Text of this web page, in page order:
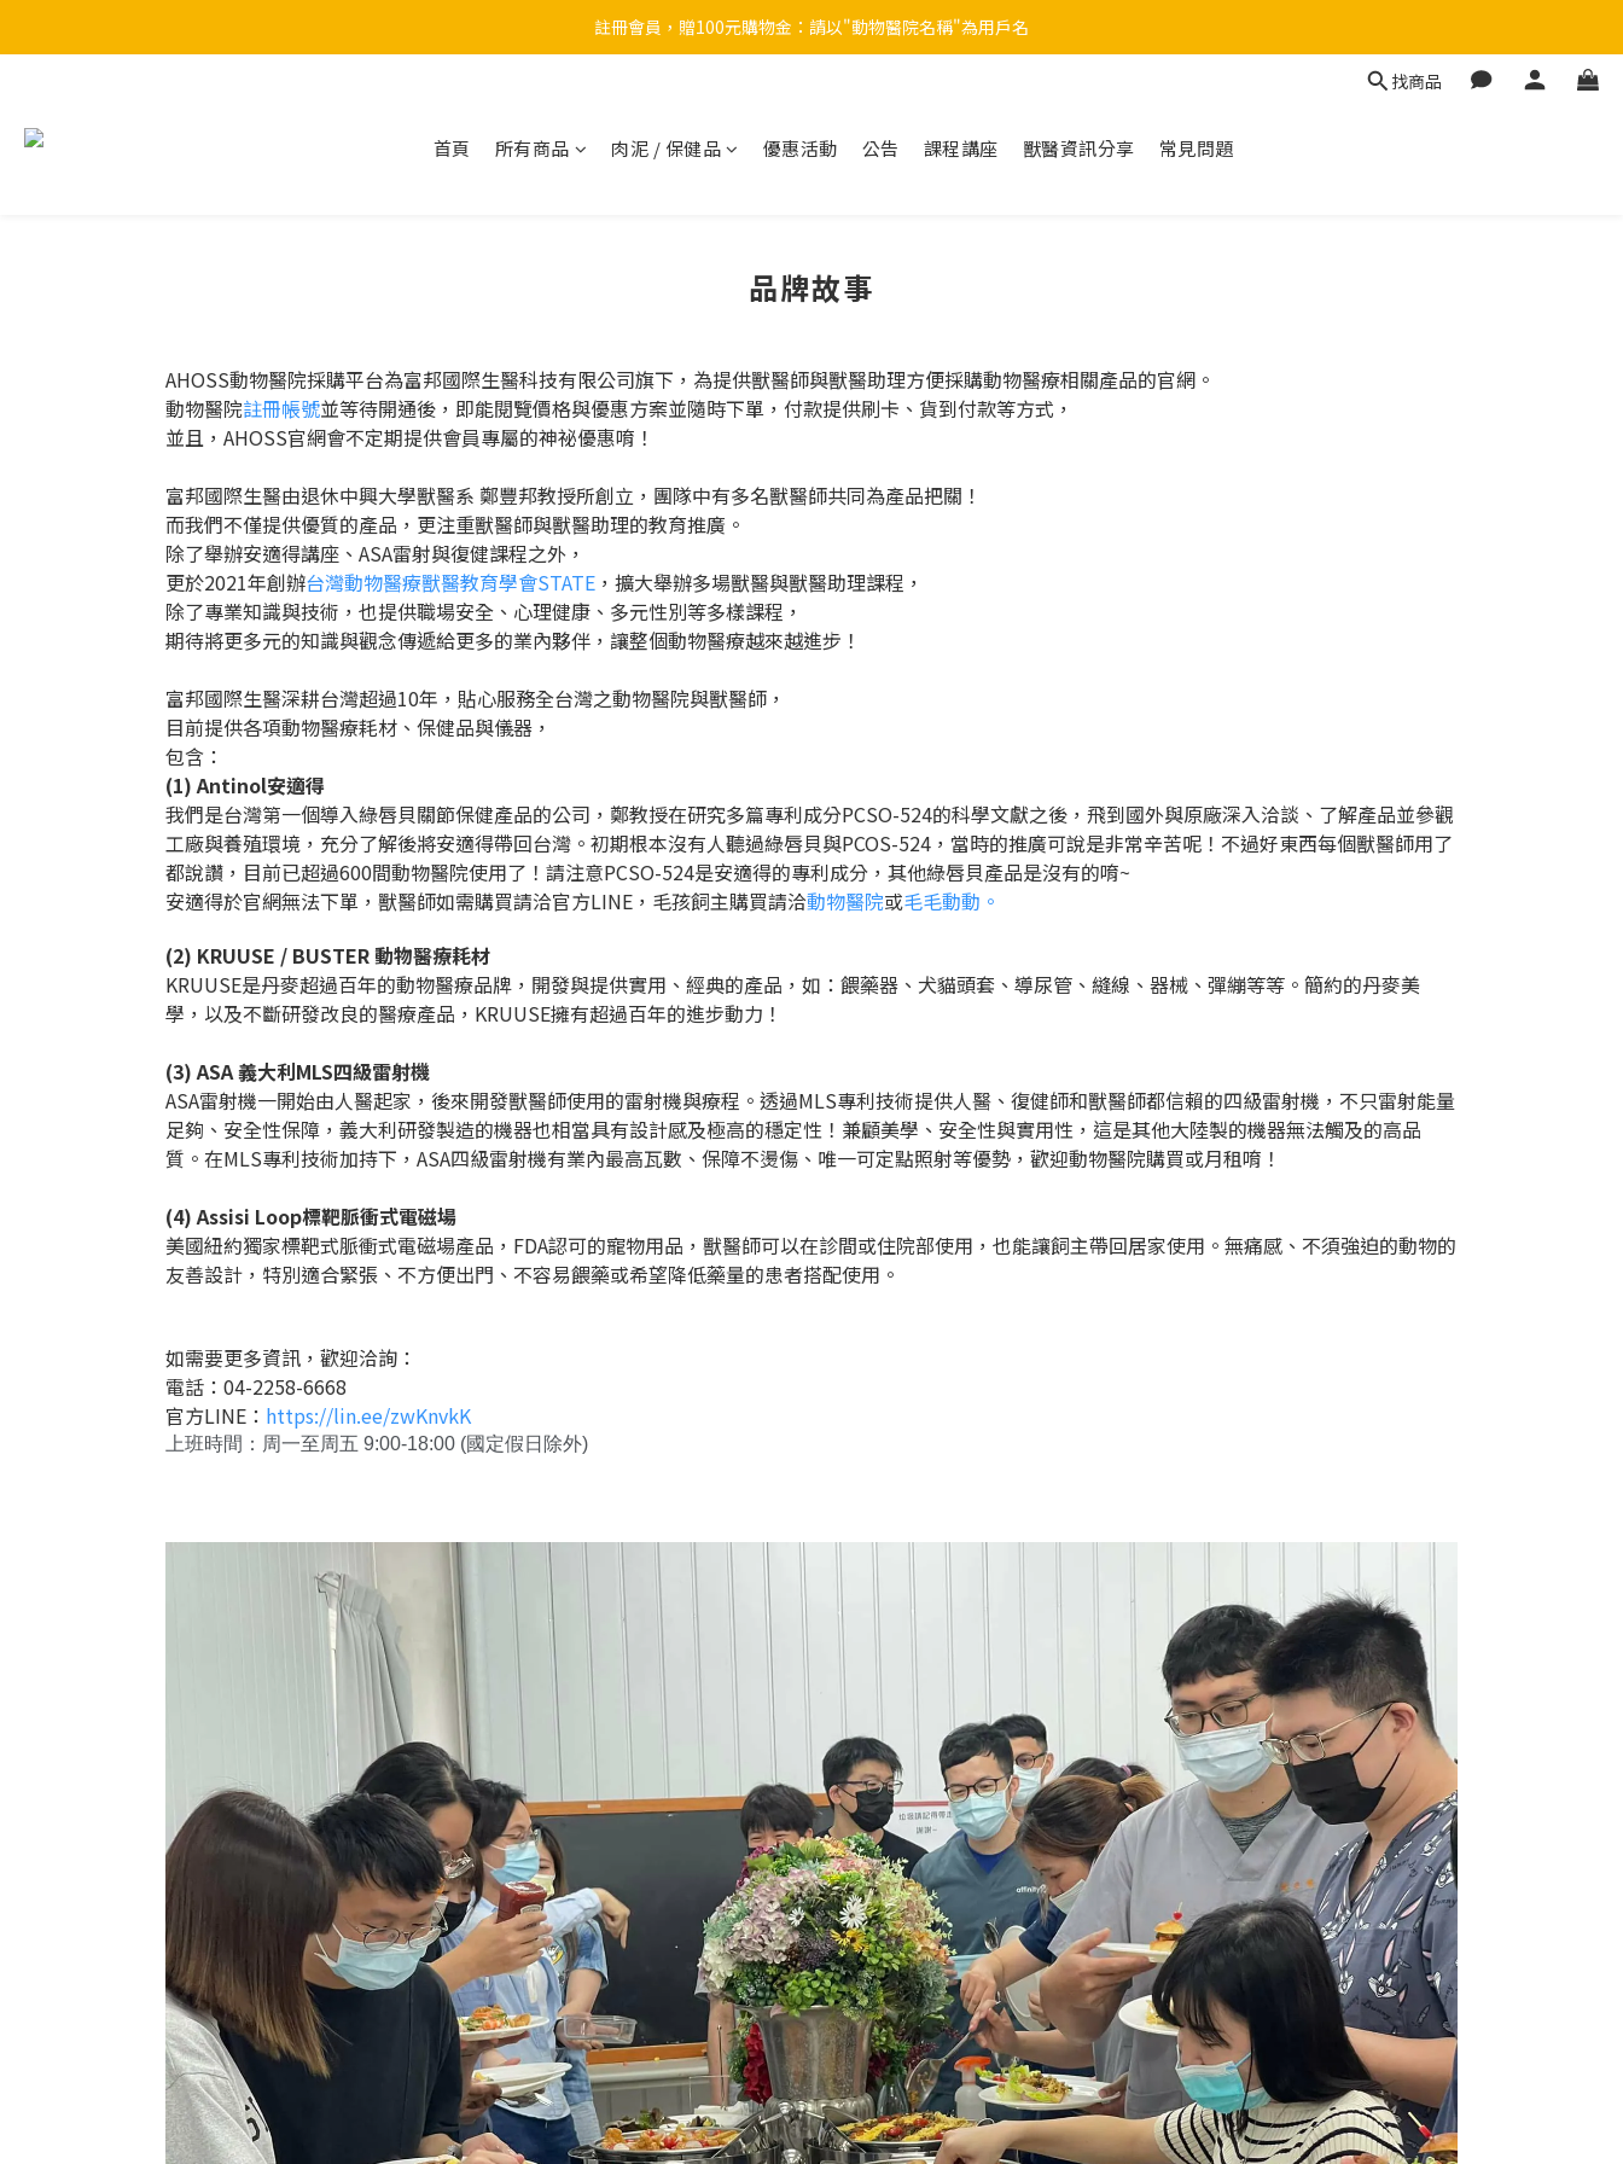
註冊會員，贈100元購物金：請以"動物醫院名稱"為用戶名
註冊會員，贈100元購物金：請以"動物醫院名稱"為用戶名
狗貓導尿管  搭贈ing
找商品
首頁 所有商品 肉泥 / 保健品 優惠活動 公告 課程講座 獸醫資訊分享 常見問題
品牌故事
AHOSS動物醫院採購平台為富邦國際生醫科技有限公司旗下，為提供獸醫師與獸醫助理方便採購動物醫療相關產品的官網。
動物醫院註冊帳號並等待開通後，即能閱覽價格與優惠方案並隨時下單，付款提供刷卡、貨到付款等方式，
並且，AHOSS官網會不定期提供會員專屬的神祕優惠唷！
富邦國際生醫由退休中興大學獸醫系 鄭豐邦教授所創立，團隊中有多名獸醫師共同為產品把關！
而我們不僅提供優質的產品，更注重獸醫師與獸醫助理的教育推廣。
除了舉辦安適得講座、ASA雷射與復健課程之外，
更於2021年創辦台灣動物醫療獸醫教育學會STATE ，擴大舉辦多場獸醫與獸醫助理課程，
除了專業知識與技術，也提供職場安全、心理健康、多元性別等多樣課程，
期待將更多元的知識與觀念傳遞給更多的業內夥伴，讓整個動物醫療越來越進步！
富邦國際生醫深耕台灣超過10年，貼心服務全台灣之動物醫院與獸醫師，
目前提供各項動物醫療耗材、保健品與儀器，
包含：
(1) Antinol安適得
我們是台灣第一個導入綠唇貝關節保健產品的公司，鄭教授在研究多篇專利成分PCSO-524的科學文獻之後，飛到國外與原廠深入洽談、了解產品並參觀
工廠與養殖環境，充分了解後將安適得帶回台灣。初期根本沒有人聽過綠唇貝與PCOS-524，當時的推廣可說是非常辛苦呢！不過好東西每個獸醫師用了
都說讚，目前已超過600間動物醫院使用了！請注意PCSO-524是安適得的專利成分，其他綠唇貝產品是沒有的唷~
安適得於官網無法下單，獸醫師如需購買請洽官方LINE，毛孩飼主購買請洽動物醫院或毛毛動動。
(2) KRUUSE / BUSTER 動物醫療耗材
KRUUSE是丹麥超過百年的動物醫療品牌，開發與提供實用、經典的產品，如：餵藥器、犬貓頭套、導尿管、縫線、器械、彈繃等等。簡約的丹麥美
學，以及不斷研發改良的醫療產品，KRUUSE擁有超過百年的進步動力！
(3) ASA 義大利MLS四級雷射機
ASA雷射機一開始由人醫起家，後來開發獸醫師使用的雷射機與療程。透過MLS專利技術提供人醫、復健師和獸醫師都信賴的四級雷射機，不只雷射能量
足夠、安全性保障，義大利研發製造的機器也相當具有設計感及極高的穩定性！兼顧美學、安全性與實用性，這是其他大陸製的機器無法觸及的高品
質。在MLS專利技術加持下，ASA四級雷射機有業內最高瓦數、保障不燙傷、唯一可定點照射等優勢，歡迎動物醫院購買或月租唷！
(4) Assisi Loop標靶脈衝式電磁場
美國紐約獨家標靶式脈衝式電磁場產品，FDA認可的寵物用品，獸醫師可以在診間或住院部使用，也能讓飼主帶回居家使用。無痛感、不須強迫的動物的
友善設計，特別適合緊張、不方便出門、不容易餵藥或希望降低藥量的患者搭配使用。
如需要更多資訊，歡迎洽詢：
電話：04-2258-6668
官方LINE： https://lin.ee/zwKnvkK
上班時間：周一至周五 9:00-18:00 (國定假日除外)